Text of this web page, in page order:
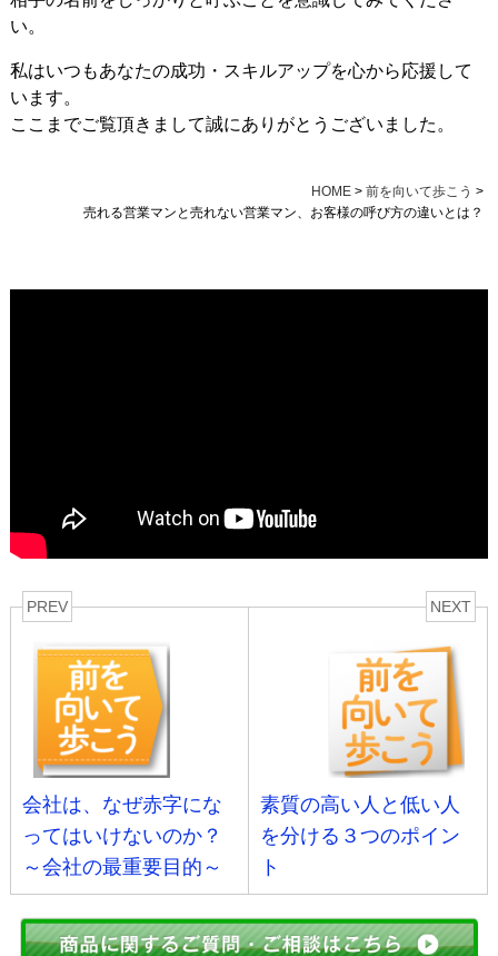
い。
私はいつもあなたの成功・スキルアップを心から応援して
います。
ここまでご覧頂きまして誠にありがとうございました。
HOME> 前を向いて歩こう >
売れる営業マンと売れない営業マン、お客様の呼び方の違いとは？
PREV
会社は、なぜ赤字にな
ってはいけないのか？
～会社の最重要目的～
NEXT
素質の高い人と低い人
を分ける３つのポイン
ト